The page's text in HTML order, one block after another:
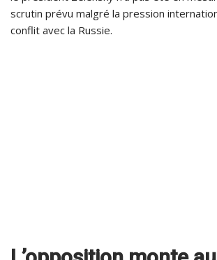
scrutin prévu malgré la pression
conflit avec la Russie.